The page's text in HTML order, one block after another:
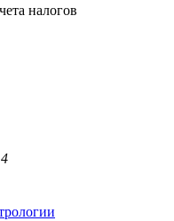
налогов